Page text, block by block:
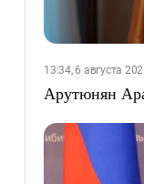
13:34, 6 августа
Арутюнян